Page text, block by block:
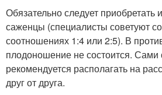
Обязательно следует приобретать
саженцы (специалисты советуют
соотношениях 1:4 или 2:5). В
плодоношение не состоится.
рекомендуется располагать на
друг от друга.